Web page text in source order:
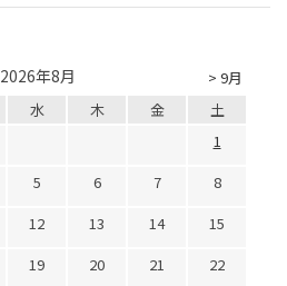
> 9月
2026年8月
水 木 金
土
1
5 6 7
8
12 13 14
15
19 20 21
22